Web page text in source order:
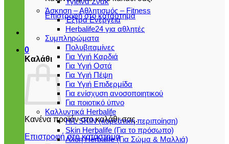
Επιστροφή στο κατάστημα
0
Καλάθι
Κανένα προϊόν στο καλάθι σας.
Επιστροφή στο κατάστημα
Άσκηση – Αθλητισμός – Fitness
Έξτρα Ενέργεια
Herbalife24 για αθλητές
Συμπληρώματα
Πολυβιταμίνες
Για Υγιή Καρδιά
Για Υγιή Οστά
Για Υγιή Πέψη
Για Υγιή Επιδερμίδα
Για ενίσχυση ανοσοποιητικού
Για ποιοτικό ύπνο
Καλλυντικά Herbalife
H/L SKIN (κορεάτικη περιποίηση)
Skin Herbalife (Για το πρόσωπο)
Αλόη Ηerbalife (Για Σώμα & Μαλλιά)